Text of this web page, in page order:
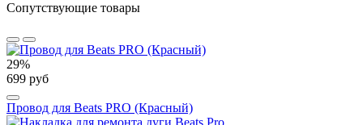
Сопутствующие товары
29%
699 руб
Провод для Beats PRO (Красный)